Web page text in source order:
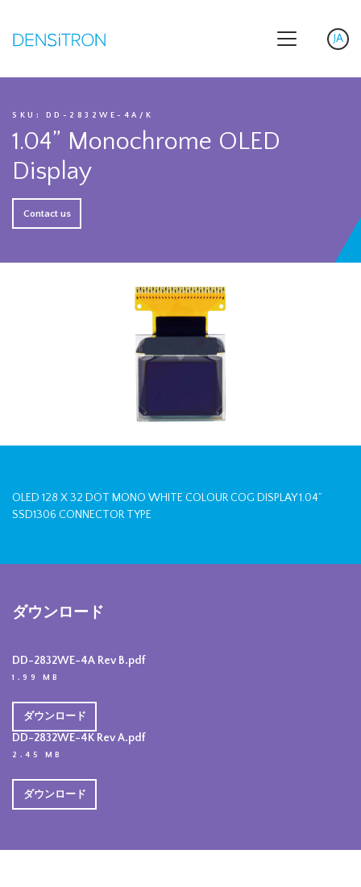
JA
SKU: DD-2832WE-4A/K
1.04” Monochrome OLED
Display
Contact us
OLED 128 X 32 DOT MONO WHITE COLOUR COG DISPLAY 1.04”
SSD1306 CONNECTOR TYPE
ダウンロード
DD-2832WE-4A Rev B.pdf
1.99 MB
ダウンロード
DD-2832WE-4K Rev A.pdf
2.45 MB
ダウンロード